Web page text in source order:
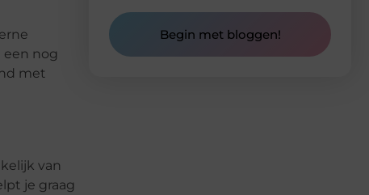
nog
met
van
je graag
Begin met bloggen!